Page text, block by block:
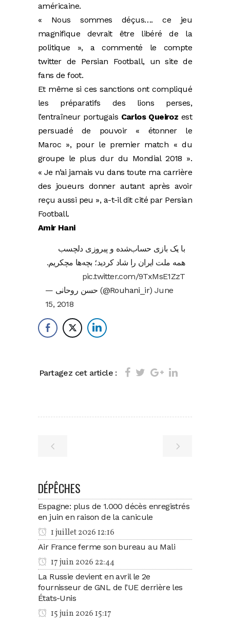
américaine.
« Nous sommes déçus…. ce jeu
magnifique devrait être libéré de la
politique », a commenté le compte
twitter de Persian Football, un site de
fans de foot.
Et même si ces sanctions ont compliqué
les préparatifs des lions perses,
l’entraîneur portugais Carlos Queiroz est
persuadé de pouvoir « étonner le
Maroc », pour le premier match « du
groupe le plus dur du Mondial 2018 ».
« Je n’ai jamais vu dans toute ma carrière
des joueurs donner autant après avoir
reçu aussi peu », a-t-il dit cité par Persian
Football.
Amir Hani
با یک بازی حساب‌شده و پیروزی دلچسب
همه ملت ایران را شاد کردید؛ بچه‌ها مچکریم.
pic.twitter.com/9TxMsE1ZzT
— حسن روحانی (@Rouhani_ir) June
15, 2018
Partagez cet article :
DÉPÊCHES
Espagne: plus de 1.000 décès enregistrés
en juin en raison de la canicule
1 juillet 2026 12:16
Air France ferme son bureau au Mali
17 juin 2026 22:44
La Russie devient en avril le 2e
fournisseur de GNL de l’UE derrière les
États-Unis
15 juin 2026 15:17